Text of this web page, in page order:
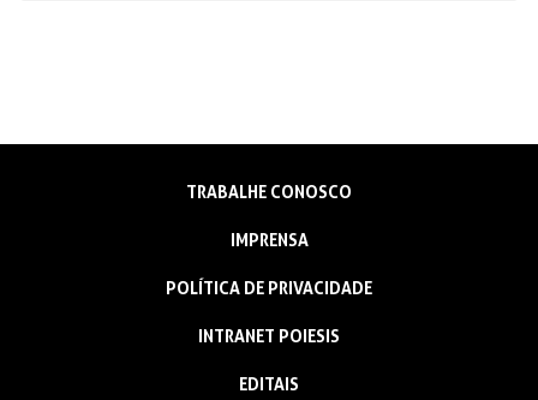
TRABALHE CONOSCO
IMPRENSA
POLÍTICA DE PRIVACIDADE
INTRANET POIESIS
EDITAIS